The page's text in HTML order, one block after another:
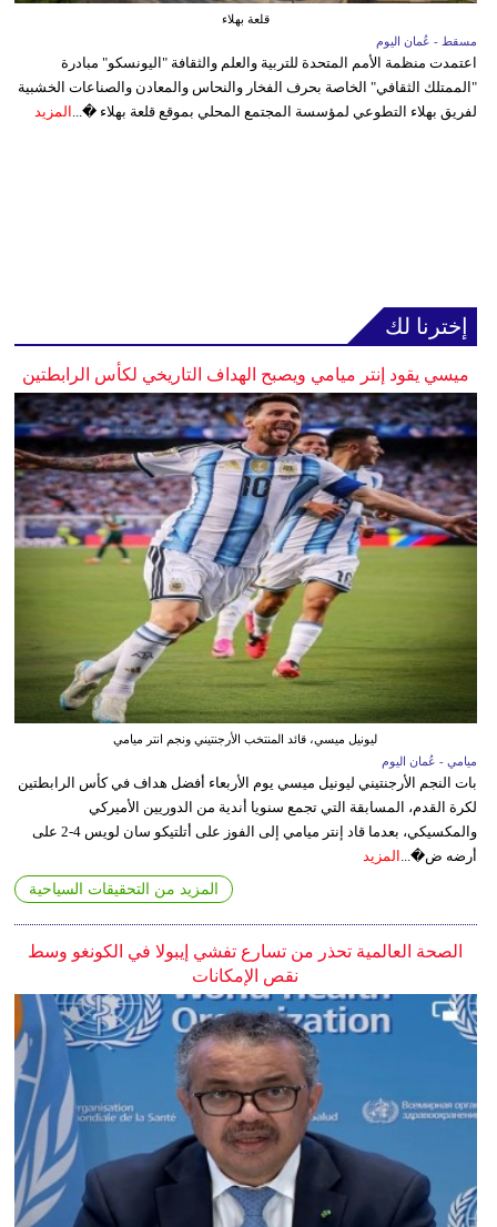
قلعة بهلاء
مسقط - عُمان اليوم
اعتمدت منظمة الأمم المتحدة للتربية والعلم والثقافة "اليونسكو" مبادرة
"الممتلك الثقافي" الخاصة بحرف الفخار والنحاس والمعادن والصناعات الخشبية
لفريق بهلاء التطوعي لمؤسسة المجتمع المحلي بموقع قلعة بهلاء �... المزيد
إخترنا لك
ميسي يقود إنتر ميامي ويصبح الهداف التاريخي لكأس الرابطتين
ليونيل ميسي، قائد المنتخب الأرجنتيني ونجم انتر ميامي
ميامي - عُمان اليوم
بات النجم الأرجنتيني ليونيل ميسي يوم الأربعاء أفضل هداف في كأس الرابطتين
لكرة القدم، المسابقة التي تجمع سنويا أندية من الدوريين الأميركي
والمكسيكي، بعدما قاد إنتر ميامي إلى الفوز على أتلتيكو سان لويس 4-2 على
أرضه ض�... المزيد
المزيد من التحقيقات السياحية
الصحة العالمية تحذر من تسارع تفشي إيبولا في الكونغو وسط
نقص الإمكانات